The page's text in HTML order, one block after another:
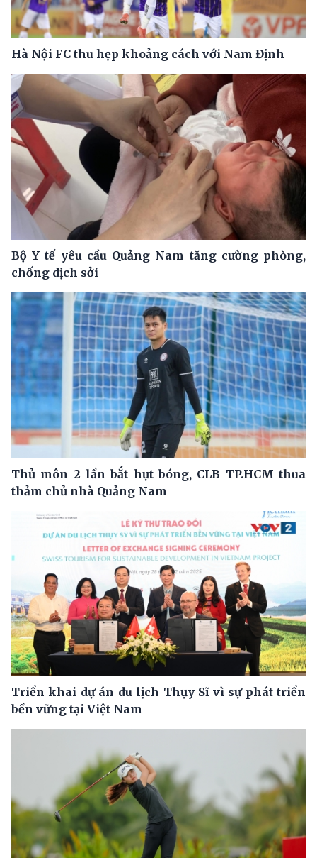
Hà Nội FC thu hẹp khoảng cách với Nam Định
Bộ Y tế yêu cầu Quảng Nam tăng cường phòng,
chống dịch sởi
Thủ môn 2 lần bắt hụt bóng, CLB TP.HCM thua
thảm chủ nhà Quảng Nam
Triển khai dự án du lịch Thụy Sĩ vì sự phát triển
bền vững tại Việt Nam